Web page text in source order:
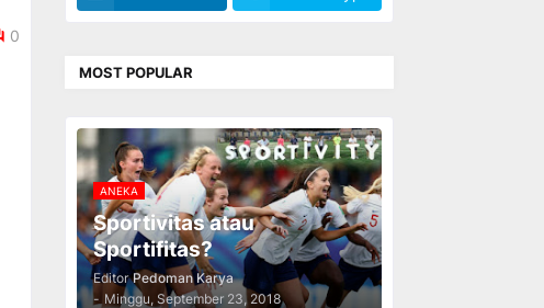
0
MOST POPULAR
ANEKA
Sportivitas atau
Sportifitas?
Editor Pedoman Karya
- Minggu, September 23, 2018